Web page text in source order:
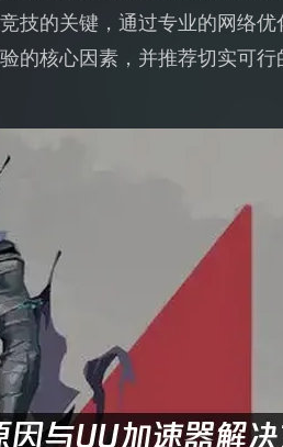
技的关键，通过专业的网络
核心因素，并推荐切实可行